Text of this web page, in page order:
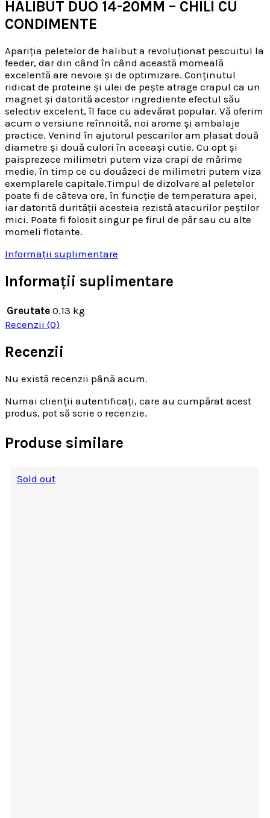
HALIBUT DUO 14-20MM – CHILI CU
CONDIMENTE
Apariția peletelor de halibut a revoluționat pescuitul la
feeder, dar din când în când această momeală
excelentă are nevoie și de optimizare. Conținutul
ridicat de proteine ​​și ulei de pește atrage crapul ca un
magnet și datorită acestor ingrediente efectul său
selectiv excelent, îl face cu adevărat popular. Vă oferim
acum o versiune reînnoită, noi arome și ambalaje
practice. Venind în ajutorul pescarilor am plasat două
diametre și două culori în aceeași cutie. Cu opt și
paisprezece milimetri putem viza crapi de mărime
medie, în timp ce cu douăzeci de milimetri putem viza
exemplarele capitale.Timpul de dizolvare al peletelor
poate fi de câteva ore, în funcție de temperatura apei,
iar datorită durității acesteia rezistă atacurilor peștilor
mici. Poate fi folosit singur pe firul de păr sau cu alte
momeli flotante.
Informații suplimentare
Informații suplimentare
Greutate 0.13 kg
Recenzii (0)
Recenzii
Nu există recenzii până acum.
Numai clienții autentificați, care au cumpărat acest
produs, pot să scrie o recenzie.
Produse similare
Sold out